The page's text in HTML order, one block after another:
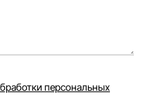
персональных